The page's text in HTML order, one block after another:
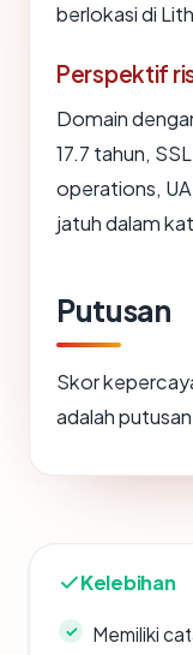
berlokasi di
Perspektif
Domain
17.7 tahun,
operations,
jatuh dalam
Putusan
Skor
adalah
Kelebihan
Memiliki